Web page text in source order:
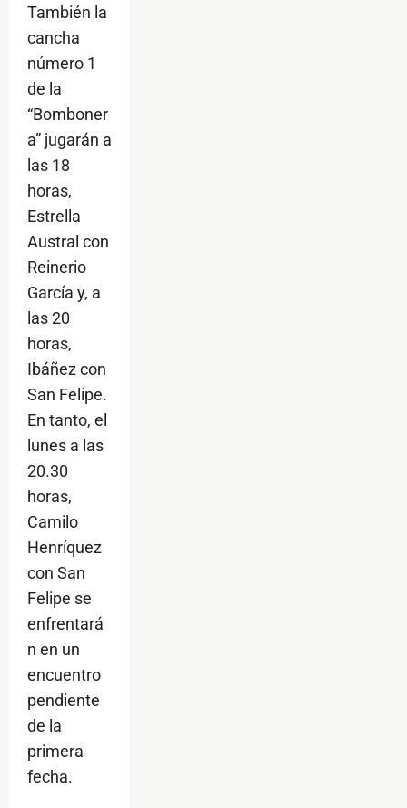
También la
cancha
número 1
de la
“Bomboner
a” jugarán a
las 18
horas,
Estrella
Austral con
Reinerio
García y, a
las 20
horas,
Ibáñez con
San Felipe.
En tanto, el
lunes a las
20.30
horas,
Camilo
Henríquez
con San
Felipe se
enfrentará
n en un
encuentro
pendiente
de la
primera
fecha.